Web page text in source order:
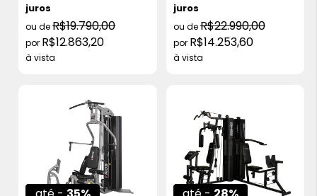
R$19.790,00
R$12.863,20
à vista
juros
R$22.990,00
R$14.253,60
à vista
juros